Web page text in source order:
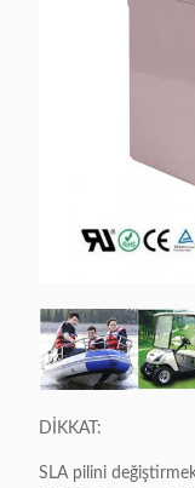
DİKKAT:
SLA pilini